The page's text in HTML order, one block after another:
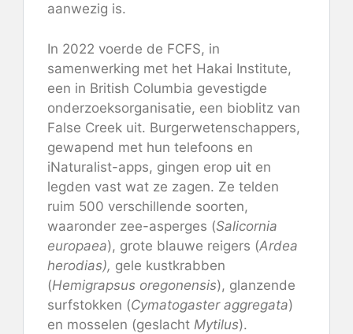
aanwezig is.
In 2022 voerde de FCFS, in
samenwerking met het Hakai Institute,
een in British Columbia gevestigde
onderzoeksorganisatie, een bioblitz van
False Creek uit. Burgerwetenschappers,
gewapend met hun telefoons en
iNaturalist-apps, gingen erop uit en
legden vast wat ze zagen. Ze telden
ruim 500 verschillende soorten,
waaronder zee-asperges (Salicornia
europaea), grote blauwe reigers (Ardea
herodias), gele kustkrabben
(Hemigrapsus oregonensis), glanzende
surfstokken (Cymatogaster aggregata)
en mosselen (geslacht Mytilus).